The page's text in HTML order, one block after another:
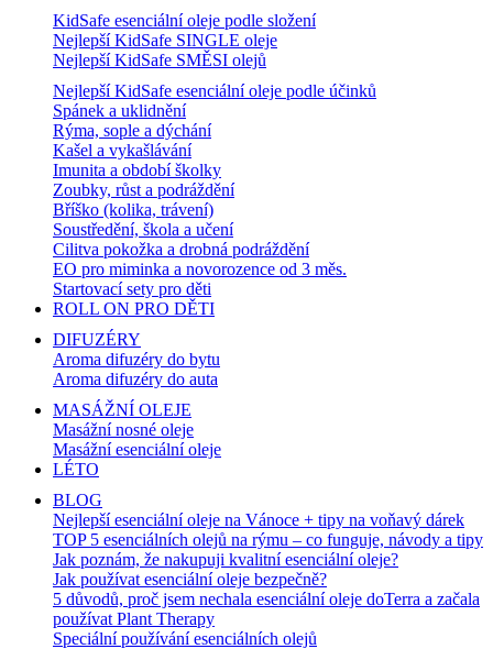
KidSafe esenciální oleje podle složení
Nejlepší KidSafe SINGLE oleje
Nejlepší KidSafe SMĚSI olejů
Nejlepší KidSafe esenciální oleje podle účinků
Spánek a uklidnění
Rýma, sople a dýchání
Kašel a vykašlávání
Imunita a období školky
Zoubky, růst a podráždění
Bříško (kolika, trávení)
Soustředění, škola a učení
Cilitva pokožka a drobná podráždění
EO pro miminka a novorozence od 3 měs.
Startovací sety pro děti
ROLL ON PRO DĚTI
DIFUZÉRY
Aroma difuzéry do bytu
Aroma difuzéry do auta
MASÁŽNÍ OLEJE
Masážní nosné oleje
Masážní esenciální oleje
LÉTO
BLOG
Nejlepší esenciální oleje na Vánoce + tipy na voňavý dárek
TOP 5 esenciálních olejů na rýmu – co funguje, návody a tipy
Jak poznám, že nakupuji kvalitní esenciální oleje?
Jak používat esenciální oleje bezpečně?
5 důvodů, proč jsem nechala esenciální oleje doTerra a začala
používat Plant Therapy
Speciální používání esenciálních olejů